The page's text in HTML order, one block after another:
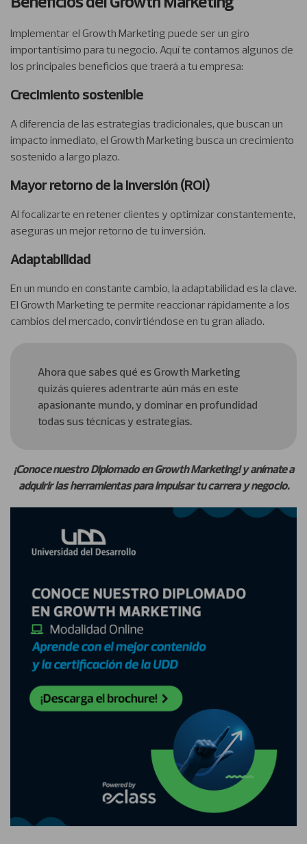
Implementar el Growth Marketing puede ser un giro
importantísimo para tu negocio. Aquí te contamos algunos de
los principales beneficios que traerá a tu empresa:
Crecimiento sostenible
A diferencia de las estrategias tradicionales, que buscan un
impacto inmediato, el Growth Marketing busca un crecimiento
sostenido a largo plazo.
Mayor retorno de la inversión (ROI)
Al focalizarte en retener clientes y optimizar constantemente,
aseguras un mejor retorno de tu inversión.
Adaptabilidad
En un mundo en constante cambio, la adaptabilidad es la clave.
El Growth Marketing te permite reaccionar rápidamente a los
cambios del mercado, convirtiéndose en tu gran aliado.
Ahora que sabes qué es Growth Marketing
quizás quieres adentrarte aún más en este
apasionante mundo, y dominar en profundidad
todas sus técnicas y estrategias.
¡Conoce nuestro Diplomado en Growth Marketing! y anímate a
adquirir las herramientas para impulsar tu carrera y negocio.